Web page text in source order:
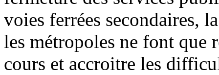
voies ferrées secondaires,
les métropoles ne font que
cours et accroitre les